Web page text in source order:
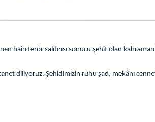
hain terör saldırısı sonucu şehit olan
diliyoruz. Şehidimizin ruhu şad, mekânı